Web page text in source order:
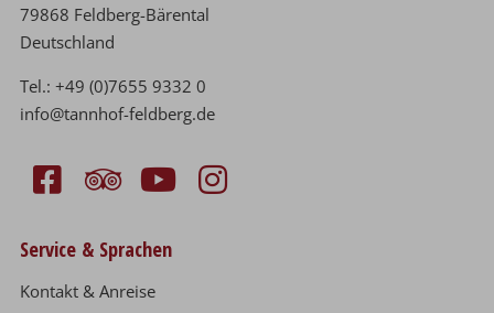
79868 Feldberg-Bärental
Deutschland
Tel.:+49 (0)7655 9332 0
info@tannhof-feldberg.de
Service & Sprachen
Kontakt & Anreise